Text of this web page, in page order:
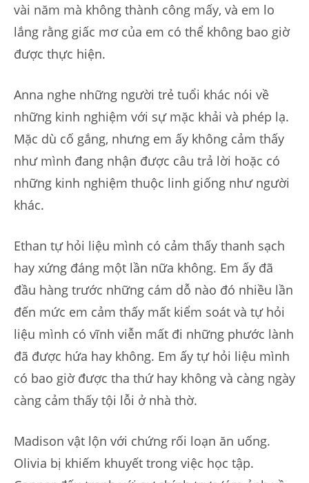
vài năm mà không thành công mấy, và em lo
lắng rằng giấc mơ của em có thể không bao giờ
được thực hiện.
Anna nghe những người trẻ tuổi khác nói về
những kinh nghiệm với sự mặc khải và phép lạ.
Mặc dù cố gắng, nhưng em ấy không cảm thấy
như mình đang nhận được câu trả lời hoặc có
những kinh nghiệm thuộc linh giống như người
khác.
Ethan tự hỏi liệu mình có cảm thấy thanh sạch
hay xứng đáng một lần nữa không. Em ấy đã
đầu hàng trước những cám dỗ nào đó nhiều lần
đến mức em cảm thấy mất kiểm soát và tự hỏi
liệu mình có vĩnh viễn mất đi những phước lành
đã được hứa hay không. Em ấy tự hỏi liệu mình
có bao giờ được tha thứ hay không và càng ngày
càng cảm thấy tội lỗi ở nhà thờ.
Madison vật lộn với chứng rối loạn ăn uống.
Olivia bị khiếm khuyết trong việc học tập.